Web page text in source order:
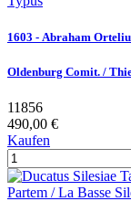
1603 - Abraham
Oldenburg Comit. /
11856
490,00 €
Kaufen